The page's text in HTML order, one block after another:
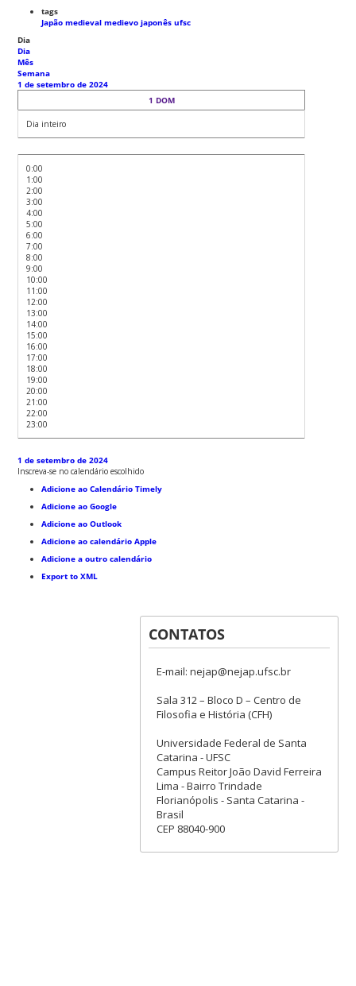
tags
Japão medievalmedievo japonêsufsc
Dia
Dia
Mês
Semana
1 de setembro de 2024
1 DOM
Dia inteiro
0:00
1:00
2:00
3:00
4:00
5:00
6:00
7:00
8:00
9:00
10:00
11:00
12:00
13:00
14:00
15:00
16:00
17:00
18:00
19:00
20:00
21:00
22:00
23:00
1 de setembro de 2024
Inscreva-se no calendário escolhido
Adicione ao Calendário Timely
Adicione ao Google
Adicione ao Outlook
Adicione ao calendário Apple
Adicione a outro calendário
Export to XML
CONTATOS
E-mail: nejap@nejap.ufsc.br
Sala 312 – Bloco D – Centro de
Filosofia e História (CFH)
Universidade Federal de Santa
Catarina - UFSC
Campus Reitor João David Ferreira
Lima - Bairro Trindade
Florianópolis - Santa Catarina -
Brasil
CEP 88040-900